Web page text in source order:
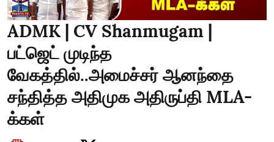
ADMK | CV Shanmugam |
பட்ஜெட் முடிந்த
வேகத்தில்..அமைச்சர் ஆனந்தை
சந்தித்த அதிமுக அதிருப்தி MLA-
க்கள்